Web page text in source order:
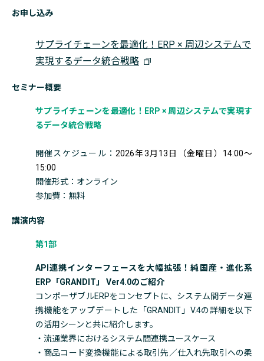
お申し込み
サプライチェーンを最適化！ERP × 周辺システムで
実現するデータ統合戦略
セミナー概要
サプライチェーンを最適化！ERP × 周辺システムで実現す
るデータ統合戦略
開催スケジュール：2026年3月13日（金曜日）14:00～
15:00
開催形式：オンライン
参加費：無料
講演内容
第1部
API連携インターフェースを大幅拡張！純国産・進化系
ERP「GRANDIT」 Ver4.0のご紹介
コンポーザブルERPをコンセプトに、システム間データ連
携機能をアップデートした「GRANDIT」V.4の詳細を以下
の活用シーンと共に紹介します。
・流通業界におけるシステム間連携ユースケース
・商品コード変換機能による取引先／仕入れ先取引への柔